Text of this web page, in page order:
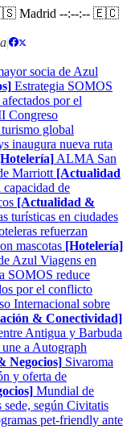
Madrid --:--:-- 🇪🇨
|
socia de Azul
Estrategia SOMOS
por el
Congreso
global
inaugura nueva ruta
ALMA San
Marriott [Actualidad
de
[Actualidad &
turísticas en ciudades
refuerzan
mascotas [Hotelería]
Azul Viagens en
SOMOS reduce
por el conflicto
Internacional sobre
& Conectividad]
Antigua y Barbuda
a Autograph
Negocios] Sivaroma
y oferta de
Mundial de
sede, según Civitatis
pet-friendly ante